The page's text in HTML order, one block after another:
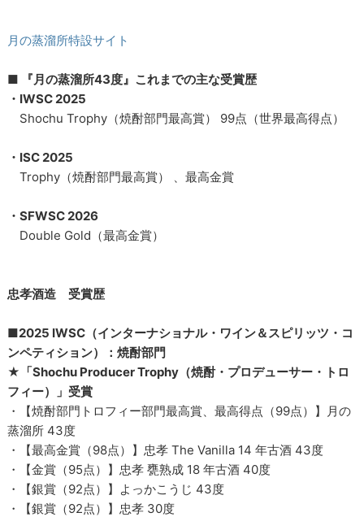
月の蒸溜所特設サイト
■ 『月の蒸溜所43度』これまでの主な受賞歴
・IWSC 2025
Shochu Trophy（焼酎部門最高賞） 99点（世界最高得点）
・ISC 2025
Trophy（焼酎部門最高賞） 、最高金賞
・SFWSC 2026
Double Gold（最高金賞）
忠孝酒造 受賞歴
■2025 IWSC（インターナショナル・ワイン＆スピリッツ・コ
ンペティション）：焼酎部門
★「Shochu Producer Trophy（焼酎・プロデューサー・トロ
フィー）」受賞
・【焼酎部門トロフィー部門最高賞、最高得点（99点）】月の
蒸溜所 43度
・【最高金賞（98点）】忠孝 The Vanilla 14 年古酒 43度
・【金賞（95点）】忠孝 甕熟成 18 年古酒 40度
・【銀賞（92点）】よっかこうじ 43度
・【銀賞（92点）】忠孝 30度